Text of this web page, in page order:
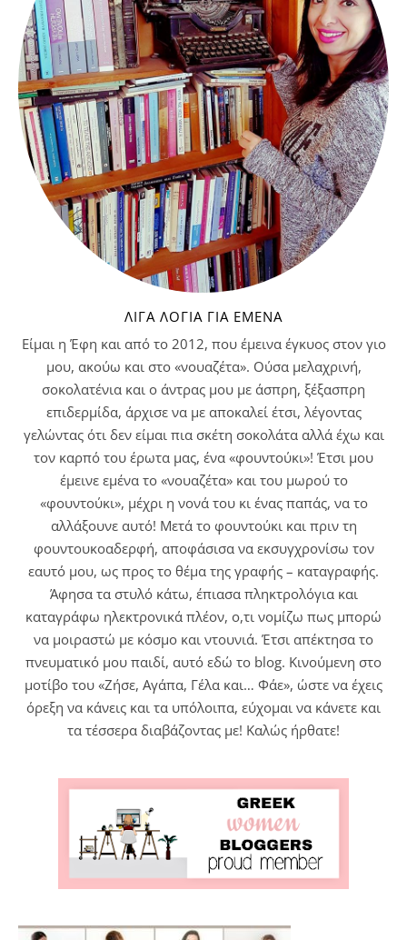
ΛΊΓΑ ΛΌΓΙΑ ΓΙΑ ΕΜΈΝΑ
Είμαι η Έφη και από το 2012, που έμεινα έγκυος στον γιο
μου, ακούω και στο «νουαζέτα». Ούσα μελαχρινή,
σοκολατένια και ο άντρας μου με άσπρη, ξέξασπρη
επιδερμίδα, άρχισε να με αποκαλεί έτσι, λέγοντας
γελώντας ότι δεν είμαι πια σκέτη σοκολάτα αλλά έχω και
τον καρπό του έρωτα μας, ένα «φουντούκι»! Έτσι μου
έμεινε εμένα το «νουαζέτα» και του μωρού το
«φουντούκι», μέχρι η νονά του κι ένας παπάς, να το
αλλάξουνε αυτό! Μετά το φουντούκι και πριν τη
φουντουκοαδερφή, αποφάσισα να εκσυγχρονίσω τον
εαυτό μου, ως προς το θέμα της γραφής – καταγραφής.
Άφησα τα στυλό κάτω, έπιασα πληκτρολόγια και
καταγράφω ηλεκτρονικά πλέον, ο,τι νομίζω πως μπορώ
να μοιραστώ με κόσμο και ντουνιά. Έτσι απέκτησα το
πνευματικό μου παιδί, αυτό εδώ το blog. Κινούμενη στο
μοτίβο του «Ζήσε, Αγάπα, Γέλα και… Φάε», ώστε να έχεις
όρεξη να κάνεις και τα υπόλοιπα, εύχομαι να κάνετε και
τα τέσσερα διαβάζοντας με! Καλώς ήρθατε!